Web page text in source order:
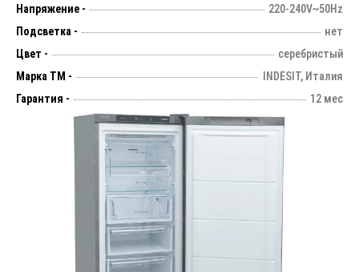
Напряжение -
220-240V~50Hz
Подсветка -
нет
Цвет -
серебристый
Марка ТМ -
INDESIT, Италия
Гарантия -
12 мес